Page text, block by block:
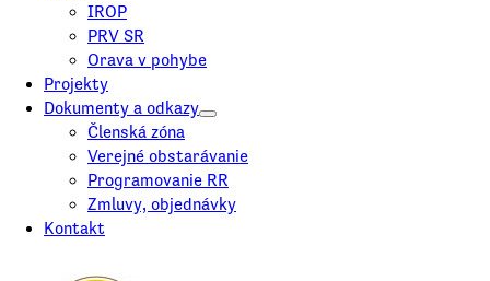
IROP
PRV SR
Orava v pohybe
Projekty
Dokumenty a odkazy
Členská zóna
Verejné obstarávanie
Programovanie RR
Zmluvy, objednávky
Kontakt